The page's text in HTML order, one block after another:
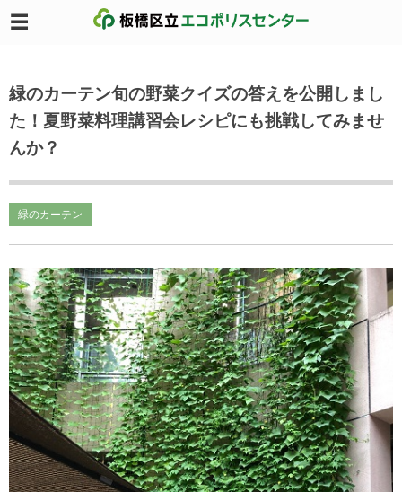
緑のカーテン旬の野菜クイズの答えを公開しまし
た！夏野菜料理講習会レシピにも挑戦してみませ
んか？
緑のカーテン